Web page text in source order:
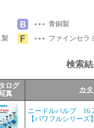
集
青銅製
ファインセラ
検索結
ログ
真
カ
ニードルバルブ
【パワフルシリーズ】